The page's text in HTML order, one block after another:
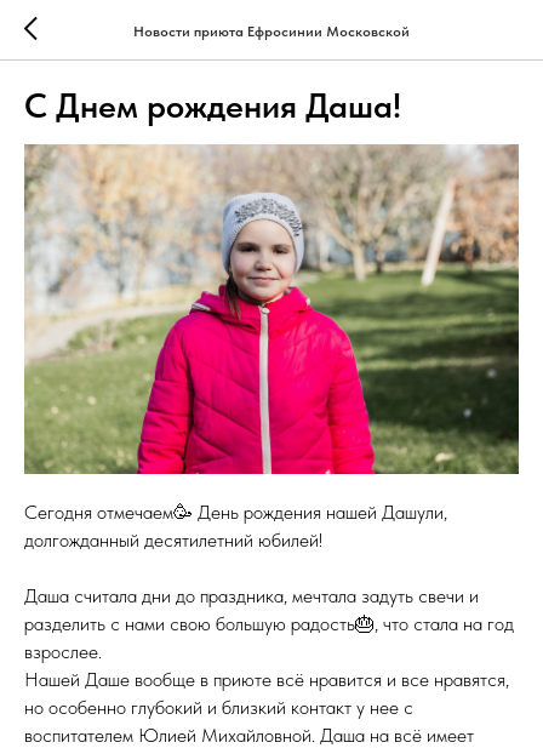
Новости приюта Ефросинии Московской
С Днем рождения Даша!
Сегодня отмечаем🥳 День рождения нашей Дашули,
долгожданный десятилетний юбилей!
Даша считала дни до праздника, мечтала задуть свечи и
разделить с нами свою большую радость🎂, что стала на год
взрослее.
Нашей Даше вообще в приюте всё нравится и все нравятся,
но особенно глубокий и близкий контакт у нее с
воспитателем Юлией Михайловной. Даша на всё имеет